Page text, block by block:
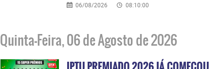
06/08/2026 08:10:00
Quinta-Feira, 06 de Agosto de 2026